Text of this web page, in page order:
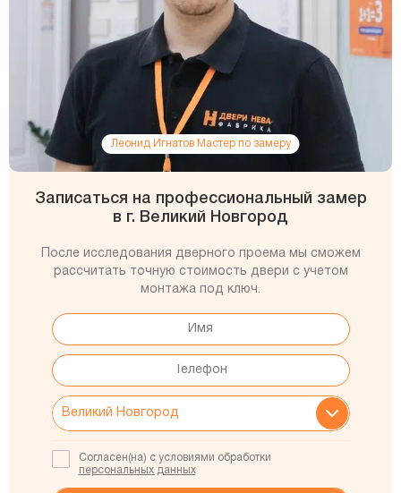
Леонид Игнатов Мастер по замеру
Записаться на профессиональный замер
в г. Великий Новгород
После исследования дверного проема мы сможем
рассчитать точную стоимость двери с учетом
монтажа под ключ.
Согласен(на) с условиями обработки
персональных данных